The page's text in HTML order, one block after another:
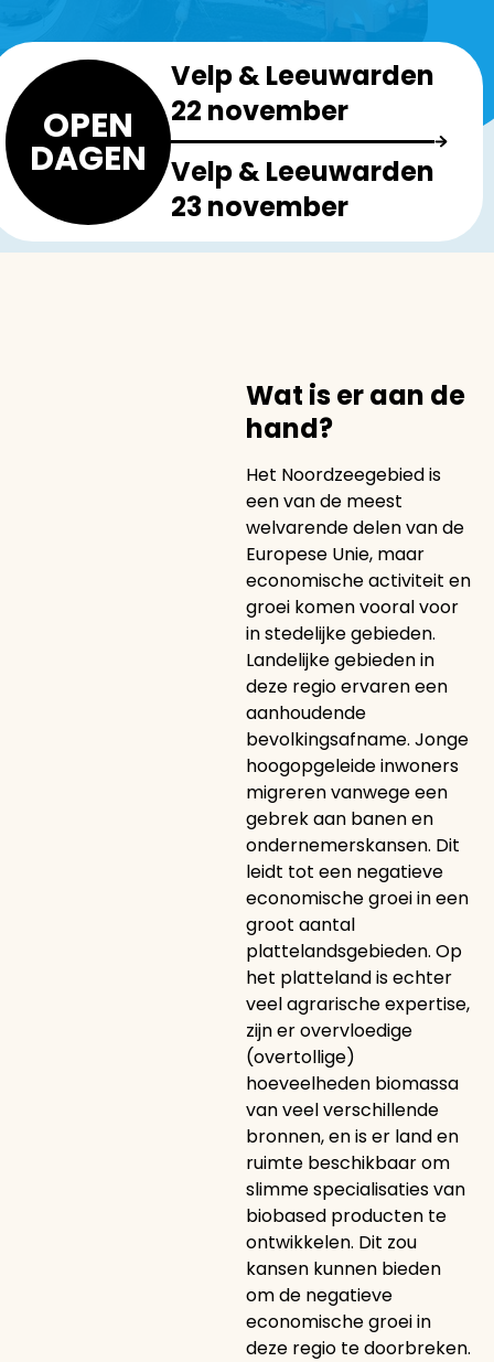
OPEN
DAGEN
Velp & Leeuwarden
22 november
Velp & Leeuwarden
23 november
Wat is er aan de
hand?
Het Noordzeegebied is
een van de meest
welvarende delen van de
Europese Unie, maar
economische activiteit en
groei komen vooral voor
in stedelijke gebieden.
Landelijke gebieden in
deze regio ervaren een
aanhoudende
bevolkingsafname. Jonge
hoogopgeleide inwoners
migreren vanwege een
gebrek aan banen en
ondernemerskansen. Dit
leidt tot een negatieve
economische groei in een
groot aantal
plattelandsgebieden. Op
het platteland is echter
veel agrarische expertise,
zijn er overvloedige
(overtollige)
hoeveelheden biomassa
van veel verschillende
bronnen, en is er land en
ruimte beschikbaar om
slimme specialisaties van
biobased producten te
ontwikkelen. Dit zou
kansen kunnen bieden
om de negatieve
economische groei in
deze regio te doorbreken.